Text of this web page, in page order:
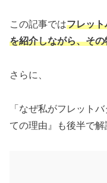
この記事ではフレット
を紹介しながら、そ
さらに、
「なぜ私がフレット
ての理由』も後半で解